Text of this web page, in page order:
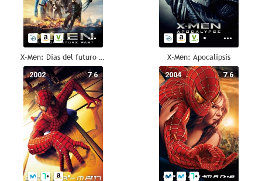
X-Men: Días del futuro pasado X-Men: Apocalipsis
7.6
2002 7.6
2004